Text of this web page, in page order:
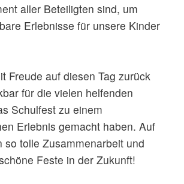
aller Beteiligten sind, um
Erlebnisse für unsere Kinder
Freude auf diesen Tag zurück
für die vielen helfenden
Schulfest zu einem
Erlebnis gemacht haben. Auf
so tolle Zusammenarbeit und
Feste in der Zukunft!